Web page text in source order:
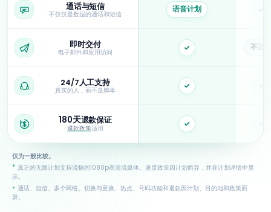
通话与短信
不仅仅是数据的通话和短信 语音计划 是
即时交付
电子邮件和应用访问 是 不适
24/7人工支持
真实的人，而不是脚本 是
180天退款保证
退款政策适用 是
仅为一般比较。
* 真正的无限计划支持流畅的1080p高清流媒体。速度政策因计划而异，并在计划详情中显
示。
• 通话、短信、多个网络、切换与更换、热点、号码功能和退款因计划、目的地和政策而
异。